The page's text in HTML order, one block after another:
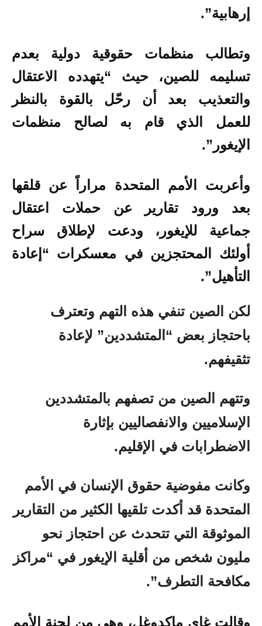
إرهابية”.
وتطالب منظمات حقوقية دولية بعدم
تسليمه للصين، حيث “يتهدده الاعتقال
والتعذيب بعد أن رحّل بالقوة بالنظر
للعمل الذي قام به لصالح منظمات
الإيغور”.
وأعربت الأمم المتحدة مراراً عن قلقها
بعد ورود تقارير عن حملات اعتقال
جماعية للإيغور، ودعت لإطلاق سراح
أولئك المحتجزين في معسكرات “إعادة
التأهيل”.
لكن الصين تنفي هذه التهم وتعترف
باحتجاز بعض “المتشددين” لإعادة
تثقيفهم.
وتتهم الصين من تصفهم بالمتشددين
الإسلاميين والانفصاليين بإثارة
الاضطرابات في الإقليم.
وكانت مفوضية حقوق الإنسان في الأمم
المتحدة قد أكدت تلقيها الكثير من التقارير
الموثوقة التي تتحدث عن احتجاز نحو
مليون شخص من أقلية الإيغور في “مراكز
مكافحة التطرف”.
وقالت غاي ماكدوغل، وهي من لجنة الأمم